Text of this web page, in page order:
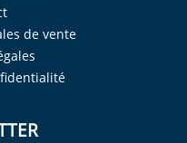
de vente